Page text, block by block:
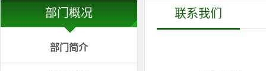
部门概况
部门简介
联系我们